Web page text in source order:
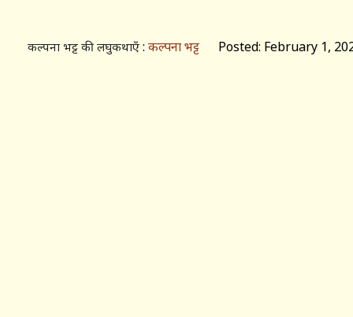
कल्पना भट्ट की लघुकथाएँ : कल्पना भट्ट Posted: February 1,